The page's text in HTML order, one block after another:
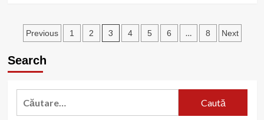
Dumitrescu
de
suspectă
la
de
Paginație
articole
Previous 1 2 3 4 5 6 … 8 Next
Search
Caută